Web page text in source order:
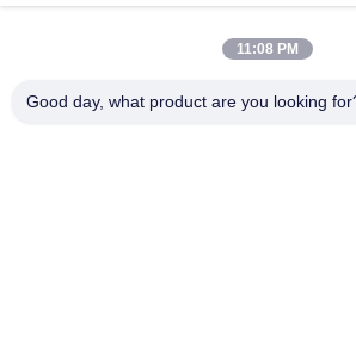
11:08 PM
Good day, what product are you looking